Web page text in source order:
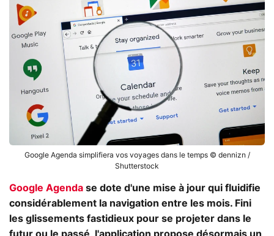
Google Agenda simplifiera vos voyages dans le temps © dennizn /
Shutterstock
Google Agenda se dote d'une mise à jour qui fluidifie
considérablement la navigation entre les mois. Fini
les glissements fastidieux pour se projeter dans le